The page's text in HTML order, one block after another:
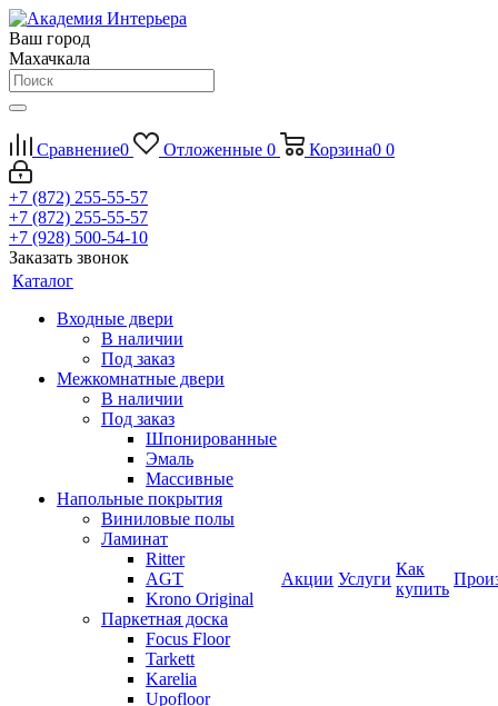
Ваш город
Махачкала
Сравнение0 Отложенные 0 Корзина0 0
+7 (872) 255-55-57
+7 (872) 255-55-57
+7 (928) 500-54-10
Заказать звонок
Каталог
Входные двери
В наличии
Под заказ
Межкомнатные двери
В наличии
Под заказ
Шпонированные
Эмаль
Массивные
Напольные покрытия
Виниловые полы
Ламинат
Ritter
AGT
Krono Original
Паркетная доска
Focus Floor
Tarkett
Karelia
Upofloor
Акции Услуги
Как
купить